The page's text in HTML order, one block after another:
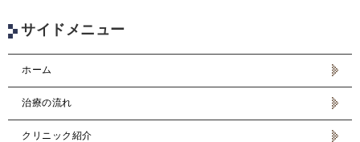
サイドメニュー
ホーム
治療の流れ
クリニック紹介